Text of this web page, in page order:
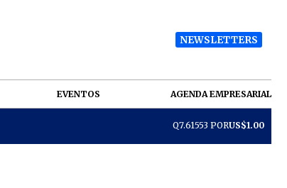
NEWSLETTERS
EVENTOS AGENDA EMPRESARIAL
Q7.61553 PORUS$1.00